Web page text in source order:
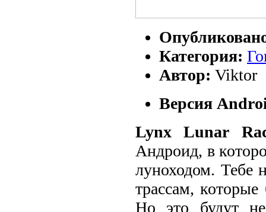
Категория:
Автор: Viktor
Версия
Lynx Lunar
Андроид, в
луноходом. Тебе
трассам,
Но это будут